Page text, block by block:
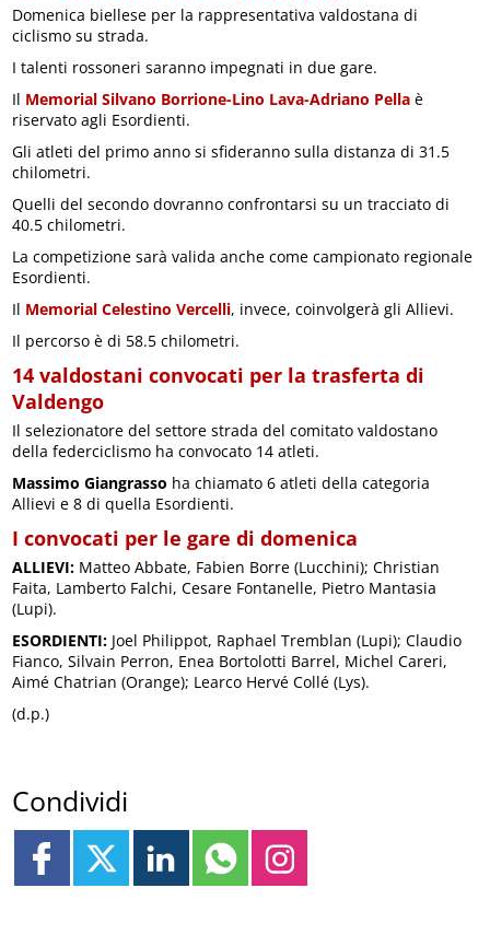
Domenica biellese per la rappresentativa valdostana di
ciclismo su strada.
I talenti rossoneri saranno impegnati in due gare.
Il Memorial Silvano Borrione-Lino Lava-Adriano Pella è
riservato agli Esordienti.
Gli atleti del primo anno si sfideranno sulla distanza di 31.5
chilometri.
Quelli del secondo dovranno confrontarsi su un tracciato di
40.5 chilometri.
La competizione sarà valida anche come campionato regionale
Esordienti.
Il Memorial Celestino Vercelli, invece, coinvolgerà gli Allievi.
Il percorso è di 58.5 chilometri.
14 valdostani convocati per la trasferta di
Valdengo
Il selezionatore del settore strada del comitato valdostano
della federciclismo ha convocato 14 atleti.
Massimo Giangrasso ha chiamato 6 atleti della categoria
Allievi e 8 di quella Esordienti.
I convocati per le gare di domenica
ALLIEVI: Matteo Abbate, Fabien Borre (Lucchini); Christian
Faita, Lamberto Falchi, Cesare Fontanelle, Pietro Mantasia
(Lupi).
ESORDIENTI: Joel Philippot, Raphael Tremblan (Lupi); Claudio
Fianco, Silvain Perron, Enea Bortolotti Barrel, Michel Careri,
Aimé Chatrian (Orange); Learco Hervé Collé (Lys).
(d.p.)
Condividi